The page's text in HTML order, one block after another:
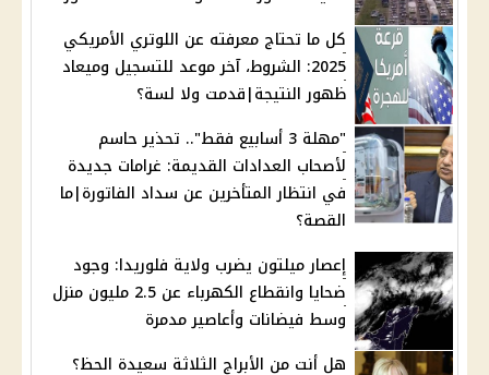
كل ما تحتاج معرفته عن اللوتري الأمريكي
2025: الشروط، آخر موعد للتسجيل وميعاد
ظهور النتيجة|قدمت ولا لسة؟
"مهلة 3 أسابيع فقط".. تحذير حاسم
لأصحاب العدادات القديمة: غرامات جديدة
في انتظار المتأخرين عن سداد الفاتورة|ما
القصة؟
إعصار ميلتون يضرب ولاية فلوريدا: وجود
ضحايا وانقطاع الكهرباء عن 2.5 مليون منزل
وسط فيضانات وأعاصير مدمرة
هل أنت من الأبراج الثلاثة سعيدة الحظ؟